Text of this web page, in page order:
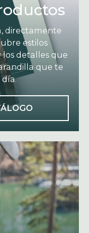
directamente
estilos
los detalles que
que te
O
S
I
N
A
N
E
W
T
A